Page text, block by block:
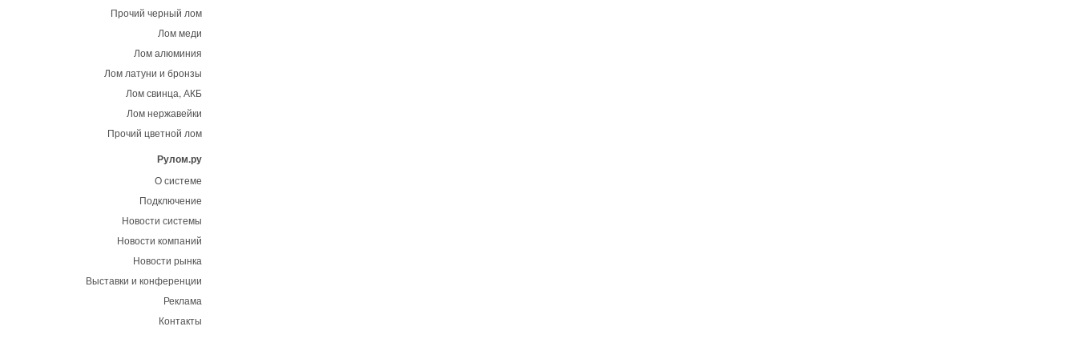
Прочий черный лом
Лом меди
Лом алюминия
Лом латуни и бронзы
Лом свинца, АКБ
Лом нержавейки
Прочий цветной лом
Рулом.ру
О системе
Подключение
Новости системы
Новости компаний
Новости рынка
Выставки и конференции
Реклама
Контакты